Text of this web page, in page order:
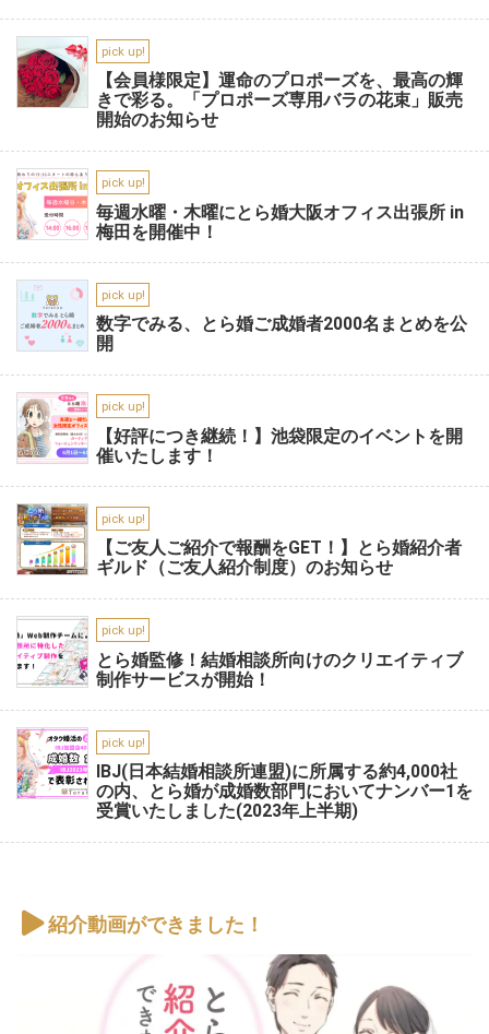
pick up!
【会員様限定】運命のプロポーズを、最高の輝
きで彩る。「プロポーズ専用バラの花束」販売
開始のお知らせ
pick up!
毎週水曜・木曜にとら婚大阪オフィス出張所 in
梅田を開催中！
pick up!
数字でみる、とら婚ご成婚者2000名まとめを公
開
pick up!
【好評につき継続！】池袋限定のイベントを開
催いたします！
pick up!
【ご友人ご紹介で報酬をGET！】とら婚紹介者
ギルド（ご友人紹介制度）のお知らせ
pick up!
とら婚監修！結婚相談所向けのクリエイティブ
制作サービスが開始！
pick up!
IBJ(日本結婚相談所連盟)に所属する約4,000社
の内、とら婚が成婚数部門においてナンバー1を
受賞いたしました(2023年上半期)
紹介動画ができました！